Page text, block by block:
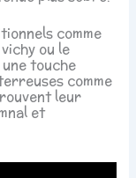
comme
ou le
touche
comme
leur
et